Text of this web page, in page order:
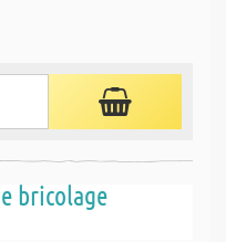
bricolage